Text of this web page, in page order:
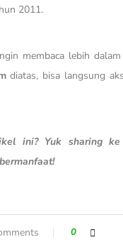
2011.
membaca lebih
diatas, bisa langsung
ini? Yuk sharing ke
0